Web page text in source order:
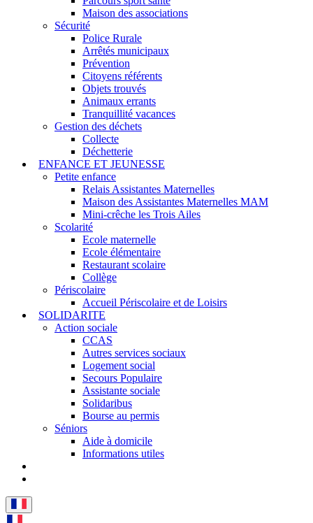
Maison des associations
Sécurité
Police Rurale
Arrêtés municipaux
Prévention
Citoyens référents
Objets trouvés
Animaux errants
Tranquillité vacances
Gestion des déchets
Collecte
Déchetterie
ENFANCE ET JEUNESSE
Petite enfance
Relais Assistantes Maternelles
Maison des Assistantes Maternelles MAM
Mini-crêche les Trois Ailes
Scolarité
Ecole maternelle
Ecole élémentaire
Restaurant scolaire
Collège
Périscolaire
Accueil Périscolaire et de Loisirs
SOLIDARITE
Action sociale
CCAS
Autres services sociaux
Logement social
Secours Populaire
Assistante sociale
Solidaribus
Bourse au permis
Séniors
Aide à domicile
Informations utiles